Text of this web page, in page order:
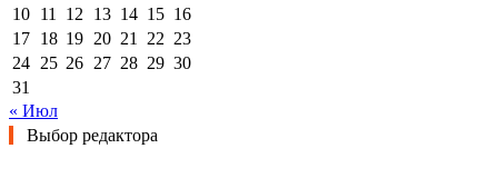
10 11 12 13 14 15 16
17 18 19 20 21 22 23
24 25 26 27 28 29 30
31
« Июл
Выбор редактора